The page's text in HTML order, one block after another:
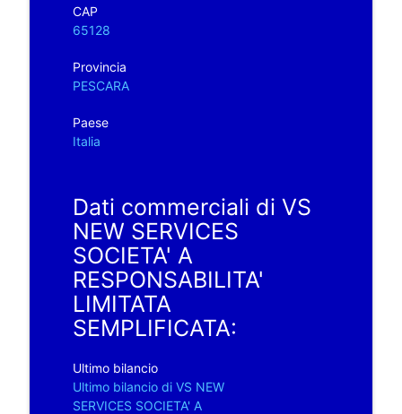
CAP
65128
Provincia
PESCARA
Paese
Italia
Dati commerciali di VS
NEW SERVICES
SOCIETA' A
RESPONSABILITA'
LIMITATA
SEMPLIFICATA:
Ultimo bilancio
Ultimo bilancio di VS NEW
SERVICES SOCIETA' A